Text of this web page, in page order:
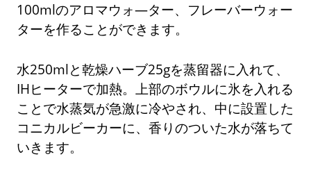
100mlのアロマウォ―ター、フレーバーウォー
ターを作ることができます。
水250mlと乾燥ハーブ25gを蒸留器に入れて、
IHヒーターで加熱。上部のボウルに氷を入れる
ことで水蒸気が急激に冷やされ、中に設置した
コニカルビーカーに、香りのついた水が落ちて
いきます。